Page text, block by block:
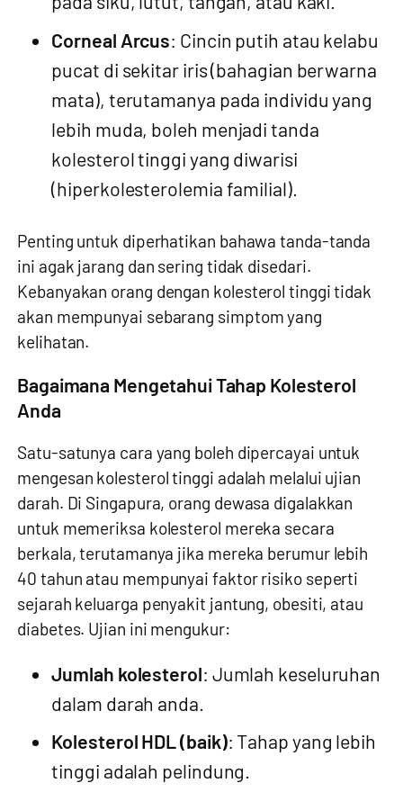
Corneal Arcus: Cincin putih atau kelabu
pucat di sekitar iris (bahagian berwarna
mata), terutamanya pada individu yang
lebih muda, boleh menjadi tanda
kolesterol tinggi yang diwarisi
(hiperkolesterolemia familial).
Penting untuk diperhatikan bahawa tanda-tanda
ini agak jarang dan sering tidak disedari.
Kebanyakan orang dengan kolesterol tinggi tidak
akan mempunyai sebarang simptom yang
kelihatan.
Bagaimana Mengetahui Tahap Kolesterol
Anda
Satu-satunya cara yang boleh dipercayai untuk
mengesan kolesterol tinggi adalah melalui ujian
darah. Di Singapura, orang dewasa digalakkan
untuk memeriksa kolesterol mereka secara
berkala, terutamanya jika mereka berumur lebih
40 tahun atau mempunyai faktor risiko seperti
sejarah keluarga penyakit jantung, obesiti, atau
diabetes. Ujian ini mengukur:
Jumlah kolesterol: Jumlah keseluruhan
dalam darah anda.
Kolesterol HDL (baik): Tahap yang lebih
tinggi adalah pelindung.